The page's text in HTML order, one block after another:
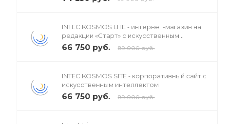
INTEC.KOSMOS LITE - интернет-магазин на
редакции «Старт» с искусственным
интеллектом
66 750 руб. 89 000 руб.
INTEC.KOSMOS SITE - корпоративный сайт с
искусственным интеллектом
66 750 руб. 89 000 руб.